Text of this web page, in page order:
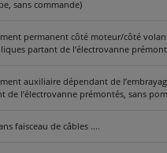
sans commande)
permanent côté moteur/côté volant,
partant de l’électrovanne
auxiliaire dépendant de
l’électrovanne prémontés, sans
faisceau de câbles ....